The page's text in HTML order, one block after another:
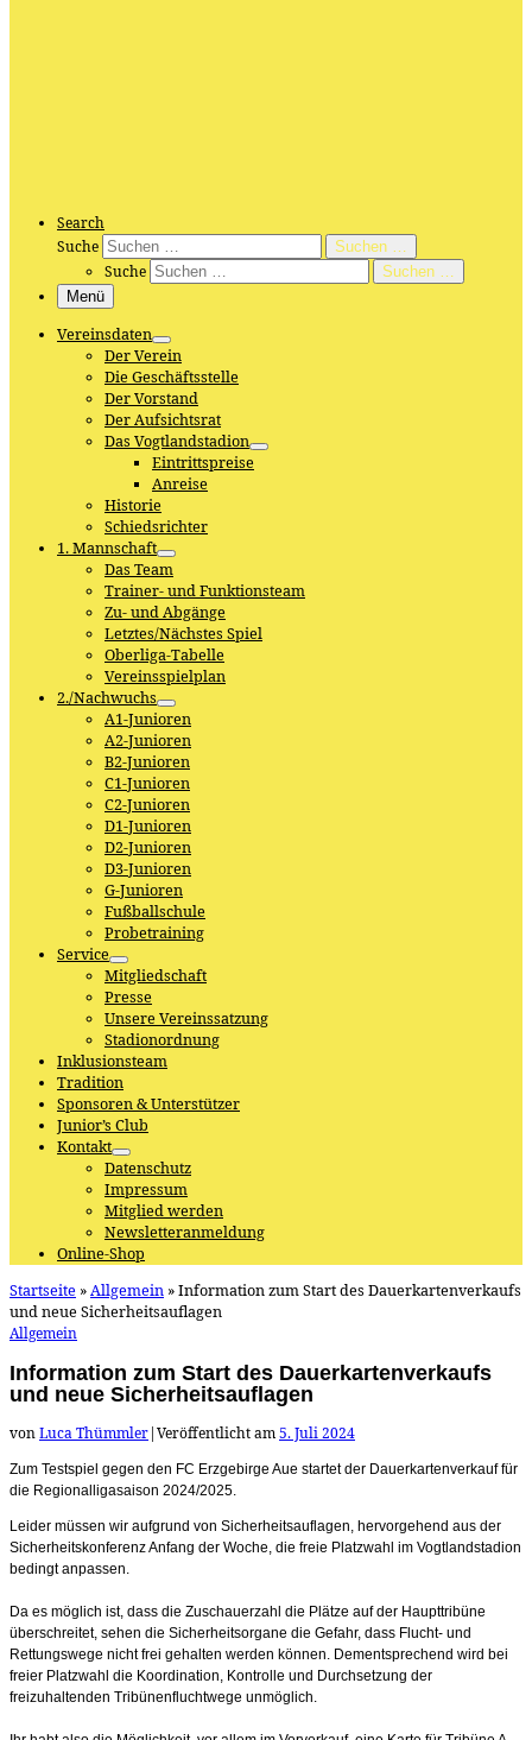
Search
Suche
Suchen …
Suche
Suchen …
Menü
Vereinsdaten
Der Verein
Die Geschäftsstelle
Der Vorstand
Der Aufsichtsrat
Das Vogtlandstadion
Eintrittspreise
Anreise
Historie
Schiedsrichter
1. Mannschaft
Das Team
Trainer- und Funktionsteam
Zu- und Abgänge
Letztes/Nächstes Spiel
Oberliga-Tabelle
Vereinsspielplan
2./Nachwuchs
A1-Junioren
A2-Junioren
B2-Junioren
C1-Junioren
C2-Junioren
D1-Junioren
D2-Junioren
D3-Junioren
G-Junioren
Fußballschule
Probetraining
Service
Mitgliedschaft
Presse
Unsere Vereinssatzung
Stadionordnung
Inklusionsteam
Tradition
Sponsoren & Unterstützer
Junior’s Club
Kontakt
Datenschutz
Impressum
Mitglied werden
Newsletteranmeldung
Online-Shop
Startseite »Allgemein »Information zum Start des Dauerkartenverkaufs
und neue Sicherheitsauflagen
Allgemein
Information zum Start des Dauerkartenverkaufs
und neue Sicherheitsauflagen
vonLuca Thümmler|Veröffentlicht am5. Juli 2024
Zum Testspiel gegen den FC Erzgebirge Aue startet der Dauerkartenverkauf für
die Regionalligasaison 2024/2025.
Leider müssen wir aufgrund von Sicherheitsauflagen, hervorgehend aus der
Sicherheitskonferenz Anfang der Woche, die freie Platzwahl im Vogtlandstadion
bedingt anpassen.
Da es möglich ist, dass die Zuschauerzahl die Plätze auf der Haupttribüne
überschreitet, sehen die Sicherheitsorgane die Gefahr, dass Flucht- und
Rettungswege nicht frei gehalten werden können. Dementsprechend wird bei
freier Platzwahl die Koordination, Kontrolle und Durchsetzung der
freizuhaltenden Tribünenfluchtwege unmöglich.